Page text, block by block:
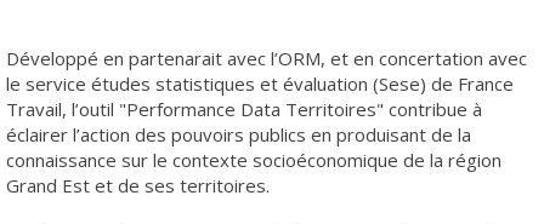
Développé en partenarait avec l’ORM, et en concertation avec
le service études statistiques et évaluation (Sese) de France
Travail, l’outil "Performance Data Territoires" contribue à
éclairer l’action des pouvoirs publics en produisant de la
connaissance sur le contexte socioéconomique de la région
Grand Est et de ses territoires.